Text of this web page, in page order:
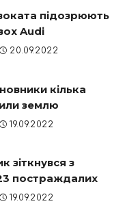
підозрюють
Audi
20.09.2022
кілька
землю
19.09.2022
зіткнувся з
постраждалих
19.09.2022